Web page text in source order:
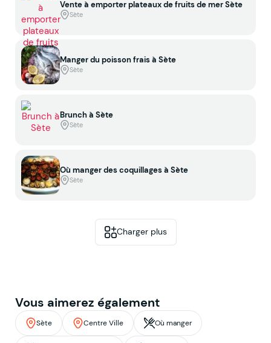
Vente à emporter plateaux de fruits de mer Sète
Sète
Manger du poisson frais à Sète
Sète
Brunch à Sète
Sète
Où manger des coquillages à Sète
Sète
Charger plus
Vous aimerez également
Sète Centre Ville Où manger